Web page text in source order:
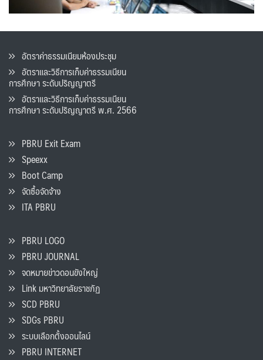
อัตราค่าธรรมเนียมห้องประชุม
อัตราและวิธีการเก็บค่าธรรมเนียน
การศึกษา ระดับปริญญาตรี
อัตราและวิธีการเก็บค่าธรรมเนียน
การศึกษา ระดับปริญญาตรี พ.ศ. 2566
PBRU Exit Exam
Speexx
Boot Camp
จัดซื้อจัดจ้าง
ITA PBRU
PBRU LOGO
PBRU JOURNAL
จดหมายข่าวดอนขังใหญ่
Link มหาวิทยาลัยราชภัฏ
SCD PBRU
SDGs PBRU
ระบบเลือกตั้งออนไลน์
PBRU INTERNET